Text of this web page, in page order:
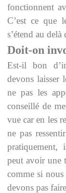
fonctionnent
C’est ce que
s’étend au delà
Doit-on
Est-il bon
devons laisser
ne pas les
conseillé de
vue car en les
ne pas
pratiquement,
peut avoir une
comme si nous
devons pas